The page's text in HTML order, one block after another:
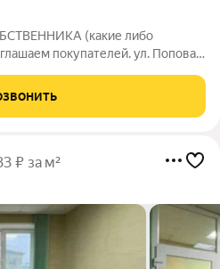
(какие либо
покупателей. ул. Попова
- Возможность рассрочки -
-
₽ за м²